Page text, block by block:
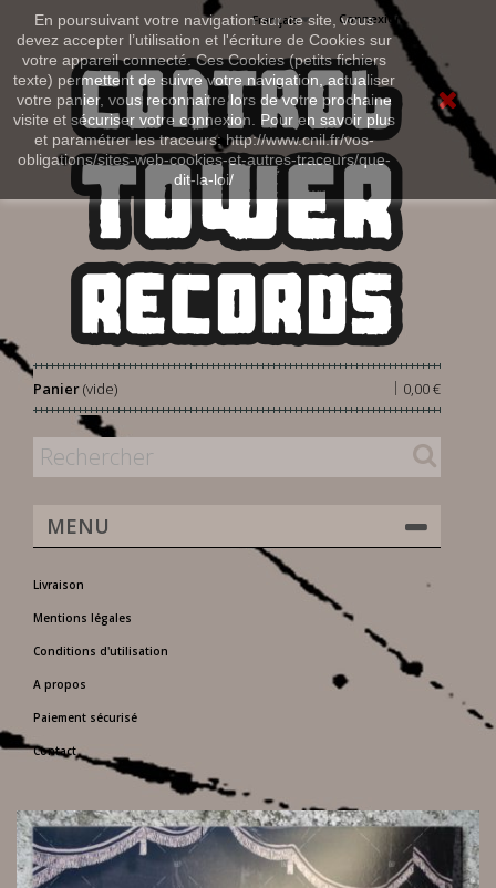
En poursuivant votre navigation sur ce site, vous
devez accepter l’utilisation et l'écriture de Cookies sur
votre appareil connecté. Ces Cookies (petits fichiers
texte) permettent de suivre votre navigation, actualiser
votre panier, vous reconnaitre lors de votre prochaine
visite et sécuriser votre connexion. Pour en savoir plus
et paramétrer les traceurs: http://www.cnil.fr/vos-
obligations/sites-web-cookies-et-autres-traceurs/que-
dit-la-loi/
Connexion
Français
Panier 0,00 €
|
(vide)
MENU
Livraison
Mentions légales
Conditions d'utilisation
A propos
Paiement sécurisé
Contact